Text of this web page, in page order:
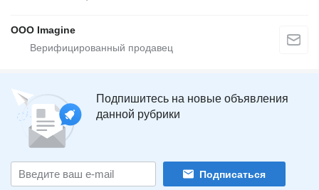
OOO Imagine
Подпишитесь на новые объявления
данной рубрики
Подписаться